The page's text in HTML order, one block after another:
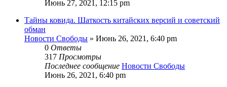
Июнь 27, 2021, 12:15 pm
Тайны ковида. Шаткость китайских версий и советский
обман
Новости Свободы » Июнь 26, 2021, 6:40 pm
0 Ответы
317 Просмотры
Последнее сообщение Новости Свободы
Июнь 26, 2021, 6:40 pm